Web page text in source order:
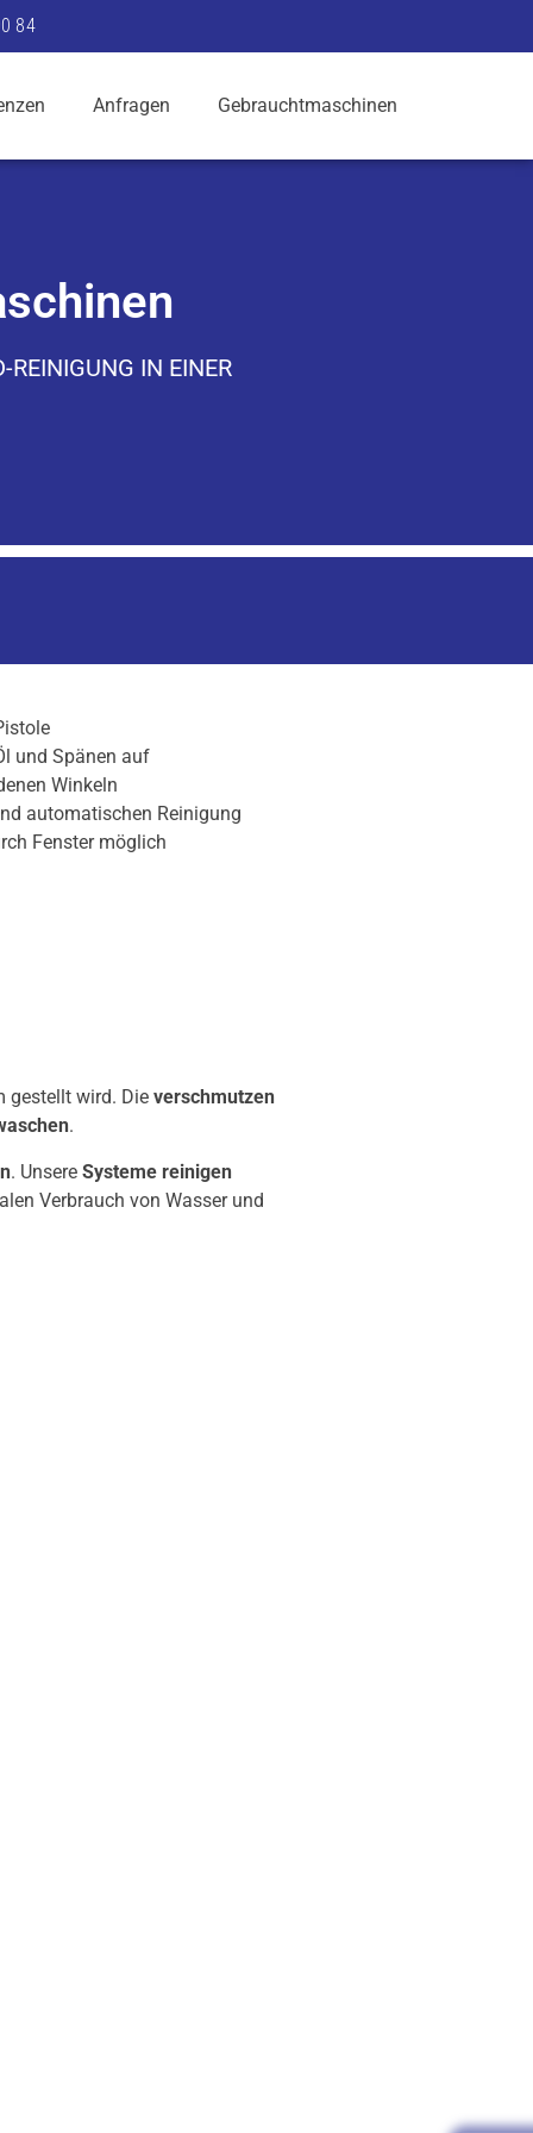
84
Anfragen Gebrauchtmaschinen
IN EINER
und Spänen auf
Winkeln
automatischen Reinigung
Fenster möglich
gestellt wird. Die verschmutzen
.
. Unsere Systeme reinigen
Verbrauch von Wasser und